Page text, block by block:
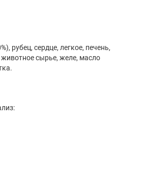
рубец, сердце, легкое, печень,
сырье, желе, масло